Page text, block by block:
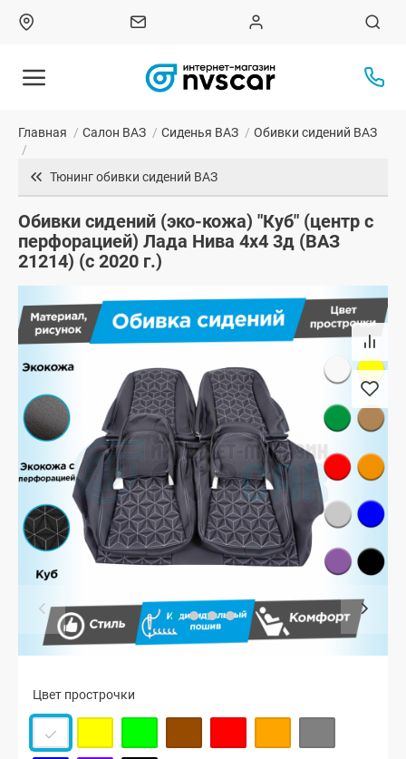
Главная / Салон ВАЗ / Сиденья ВАЗ / Обивки сидений ВАЗ
/
Тюнинг обивки сидений ВАЗ
Обивки сидений (эко-кожа) "Куб" (центр с
перфорацией) Лада Нива 4х4 3д (ВАЗ
21214) (с 2020 г.)
Цвет прострочки